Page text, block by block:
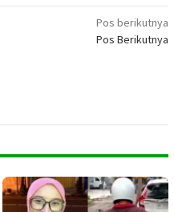
Pos berikutnya
Pos Berikutnya